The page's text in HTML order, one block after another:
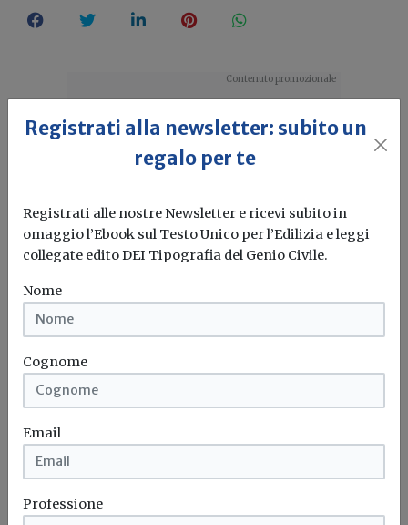
Idrogeno verde, una soluzione per
l'energia del futuro. Ma oggi è ancora
troppo caro
L'obiettivo crescita sostenibile è raggiungibile
attraverso l'utilizzo dell'idrogeno verde. Ma al
Registrati alla newsletter: subito un
regalo per te
Registrati alle nostre Newsletter e ricevi subito in
omaggio l’Ebook sul Testo Unico per l’Edilizia e leggi
collegate edito DEI Tipografia del Genio Civile.
Nome
Cognome
Email
Professione